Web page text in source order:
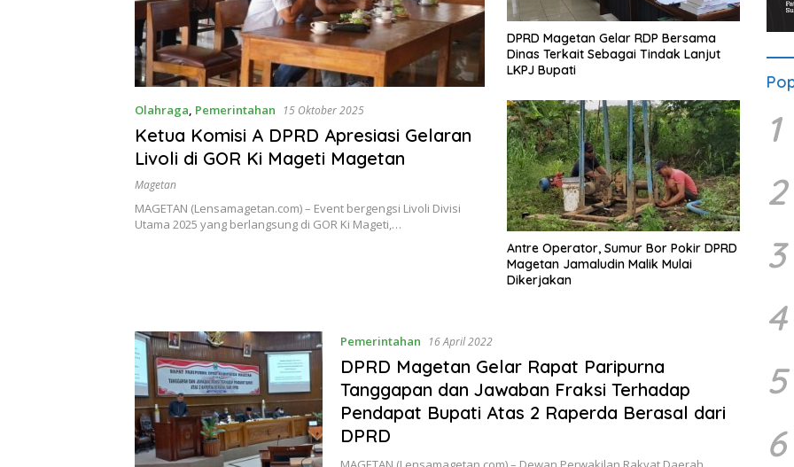
Olahraga, Pemerintahan 15 Oktober 2025
Ketua Komisi A DPRD Apresiasi Gelaran
Livoli di GOR Ki Mageti Magetan
Magetan
MAGETAN (Lensamagetan.com) – Event bergengsi Livoli Divisi
Utama 2025 yang berlangsung di GOR Ki Mageti,…
DPRD Magetan Gelar RDP Bersama
Dinas Terkait Sebagai Tindak Lanjut
LKPJ Bupati
Antre Operator, Sumur Bor Pokir DPRD
Magetan Jamaludin Malik Mulai
Dikerjakan
Pemerintahan 16 April 2022
DPRD Magetan Gelar Rapat Paripurna
Tanggapan dan Jawaban Fraksi Terhadap
Pendapat Bupati Atas 2 Raperda Berasal dari
DPRD
1
2
3
4
5
6